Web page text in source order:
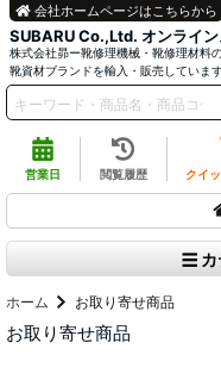
SUBARU Co.,Ltd. オンライ
株式会社昴ー靴修理機械・靴修理材
靴資材ブランドを輸入・販売しています
会社ホームページはこちらから
営業日 閲覧履歴 クイ
ホーム お取り寄せ商品
お取り寄せ商品